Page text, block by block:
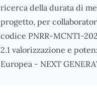
ricerca della durata di
progetto, per
codice PNRR-MCNT1-
2.1 valorizzazione e
Europea - NEXT